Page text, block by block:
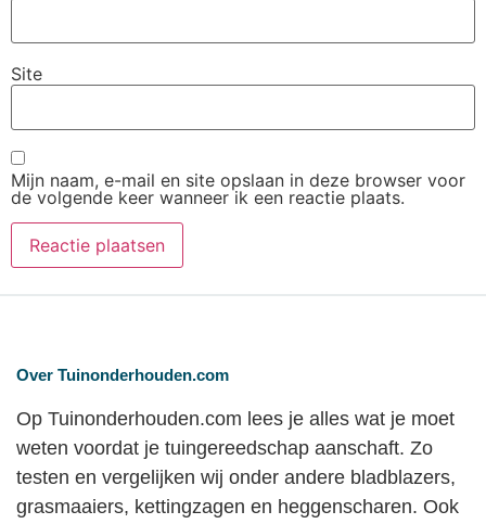
Site
Mijn naam, e-mail en site opslaan in deze browser voor
de volgende keer wanneer ik een reactie plaats.
Over Tuinonderhouden.com
Op Tuinonderhouden.com lees je alles wat je moet
weten voordat je tuingereedschap aanschaft. Zo
testen en vergelijken wij onder andere bladblazers,
grasmaaiers, kettingzagen en heggenscharen. Ook